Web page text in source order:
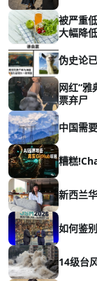
被严重
大幅降低
伪史论
网红“雅
票弃尸
中国需
糟糕
新西兰
如何鉴
14级台